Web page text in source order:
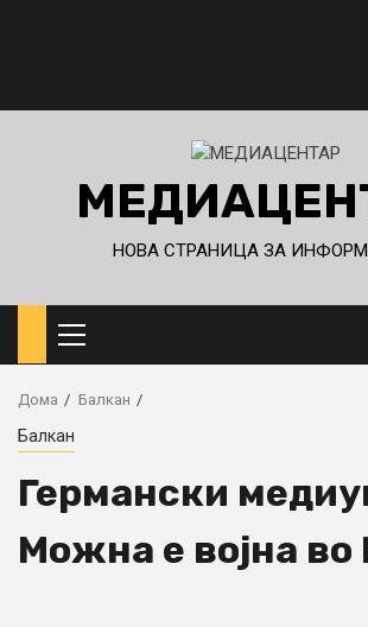
НОВА СТРАНИЦА ЗА
Primary
Menu
Дома Балкан
Балкан
Германски
Можна е војна во